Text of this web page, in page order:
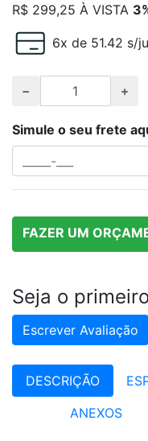
R$ 299,25 À VISTA
6x de 51.42 s/
Simule o seu frete
FAZER UM
Seja o
Escrever Avaliação
DESCRIÇÃO
ANEXOS